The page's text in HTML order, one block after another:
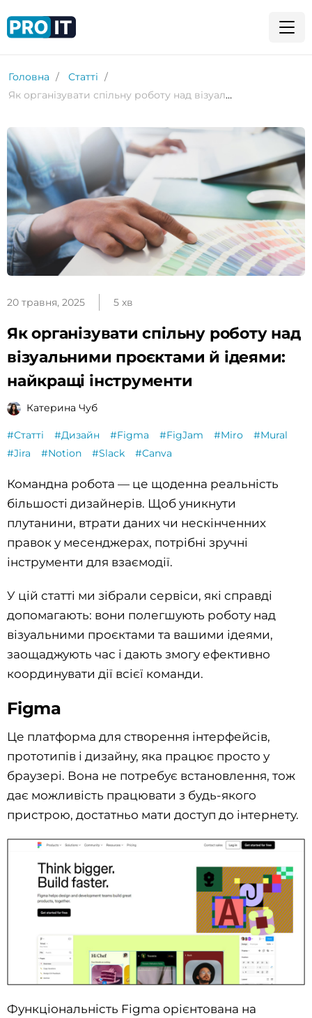
Головна
Статті
Як організувати спільну роботу над візуальними проєктами й ідеями: найкращі інструменти
20 травня, 2025 5 хв
Як організувати спільну роботу над
візуальними проєктами й ідеями:
найкращі інструменти
Катерина Чуб
#Статті #Дизайн #Figma #FigJam #Miro
#Mural
#Jira
#Notion #Slack #Canva
Командна робота — це щоденна реальність
більшості дизайнерів. Щоб уникнути
плутанини, втрати даних чи нескінченних
правок у месенджерах, потрібні зручні
інструменти для взаємодії.
У цій статті ми зібрали сервіси, які справді
допомагають: вони полегшують роботу над
візуальними проєктами та вашими ідеями,
заощаджують час і дають змогу ефективно
координувати дії всієї команди.
Figma
Це платформа для створення інтерфейсів,
прототипів і дизайну, яка працює просто у
браузері. Вона не потребує встановлення, тож
дає можливість працювати з будь-якого
пристрою, достатньо мати доступ до інтернету.
Функціональність Figma орієнтована на